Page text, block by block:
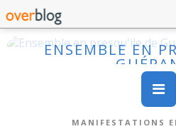
ENSEMBLE EN
MANIFESTATIONS